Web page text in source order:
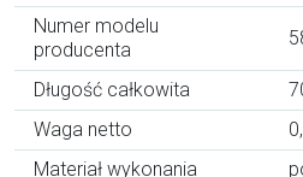
Numer modelu
producenta
Długość całkowita
Waga netto
Materiał wykonania